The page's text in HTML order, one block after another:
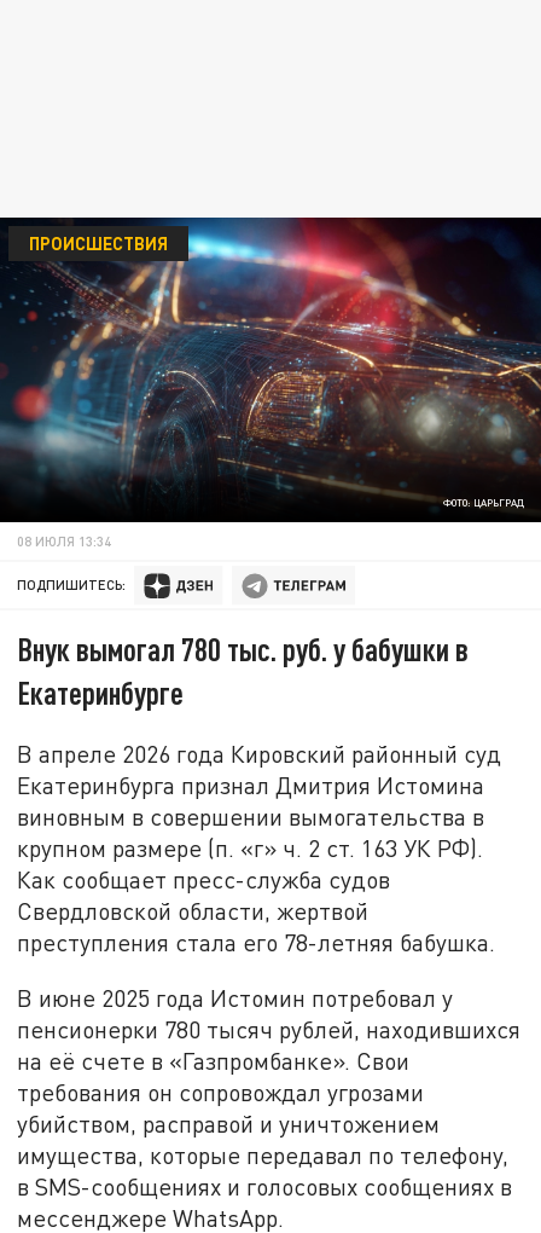
ФОТО: ЦАРЬГРАД
ПРОИСШЕСТВИЯ
08 ИЮЛЯ 13:34
ПОДПИШИТЕСЬ:
Внук вымогал 780 тыс. руб. у бабушки в
Екатеринбурге
В апреле 2026 года Кировский районный суд
Екатеринбурга признал Дмитрия Истомина
виновным в совершении вымогательства в
крупном размере (п. «г» ч. 2 ст. 163 УК РФ).
Как сообщает пресс-служба судов
Свердловской области, жертвой
преступления стала его 78-летняя бабушка.
В июне 2025 года Истомин потребовал у
пенсионерки 780 тысяч рублей, находившихся
на её счете в «Газпромбанке». Свои
требования он сопровождал угрозами
убийством, расправой и уничтожением
имущества, которые передавал по телефону,
в SMS-сообщениях и голосовых сообщениях в
мессенджере WhatsApp.